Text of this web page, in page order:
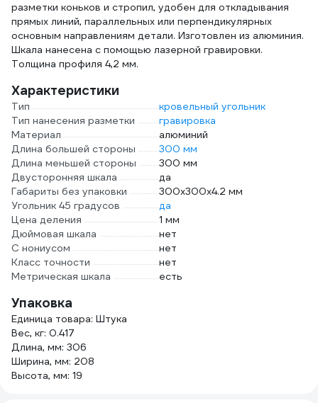
разметки коньков и стропил, удобен для откладывания
прямых линий, параллельных или перпендикулярных
основным направлениям детали. Изготовлен из алюминия.
Шкала нанесена с помощью лазерной гравировки.
Толщина профиля 4,2 мм.
Характеристики
Тип
кровельный угольник
Тип нанесения разметки
гравировка
Материал
алюминий
Длина большей стороны
300 мм
Длина меньшей стороны
300 мм
Двусторонняя шкала
да
Габариты без упаковки
300х300х4.2 мм
Угольник 45 градусов
да
Цена деления
1 мм
Дюймовая шкала
нет
С нониусом
нет
Класс точности
нет
Метрическая шкала
есть
Упаковка
Единица товара: Штука
Вес, кг: 0.417
Длина, мм: 306
Ширина, мм: 208
Высота, мм: 19